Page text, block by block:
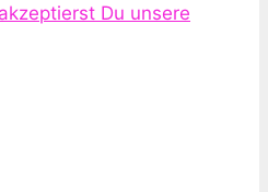
Du unsere